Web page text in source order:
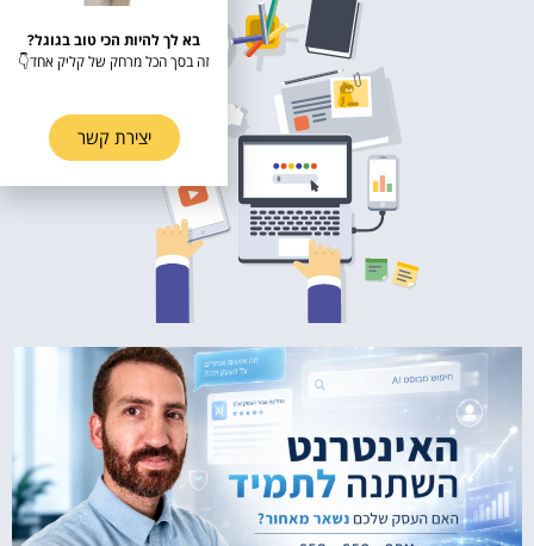
בא לך להיות הכי טוב בגוגל?
זה בסך הכל מרחק של קליק אחד👇
יצירת קשר